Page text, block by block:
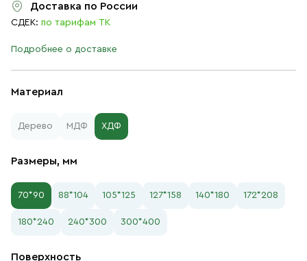
Материал
Дерево МДФ ХДФ
Размеры, мм
70*90 88*104 105*125 127*158 140*180 172*208
180*240 240*300 300*400
Поверхность
Доставка по России
СДЕК: по тарифам ТК
Подробнее о доставке